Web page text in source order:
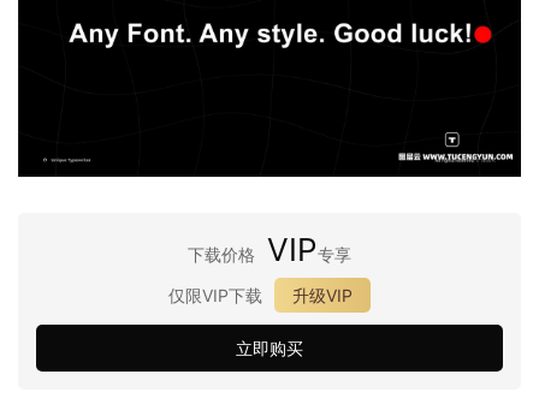
下载价格 VIP专享
仅限VIP下载
升级VIP
立即购买